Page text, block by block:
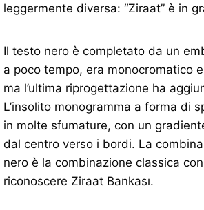
leggermente diversa: “Ziraat” è in
Il testo nero è completato da un
a poco tempo, era monocromatico
ma l’ultima riprogettazione ha
L’insolito monogramma a forma di
in molte sfumature, con un
dal centro verso i bordi. La
nero è la combinazione classica
riconoscere Ziraat Bankası.